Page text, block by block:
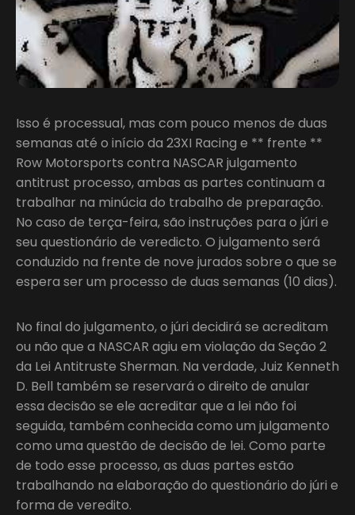
Isso é processual, mas com pouco menos de duas
semanas até o início da 23XI Racing e ** frente **
Row Motorsports contra NASCAR julgamento
antitrust processo, ambas as partes continuam a
trabalhar na minúcia do trabalho de preparação.
No caso de terça-feira, são instruções para o júri e
seu questionário de veredicto. O julgamento será
conduzido na frente de nove jurados sobre o que se
espera ser um processo de duas semanas (10 dias).
No final do julgamento, o júri decidirá se acreditam
ou não que a NASCAR agiu em violação da Seção 2
da Lei Antitruste Sherman. Na verdade, Juiz Kenneth
D. Bell também se reservará o direito de anular
essa decisão se ele acreditar que a lei não foi
seguida, também conhecida como um julgamento
como uma questão de decisão de lei. Como parte
de todo esse processo, as duas partes estão
trabalhando na elaboração do questionário do júri e
forma de veredito.